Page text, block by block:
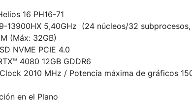
16 PH16-71
13900HX 5,40GHz (24 núcleos/32
(Máx: 32GB)
NVME PCIE 4.0
4080 12GB GDDR6
2010 MHz / Potencia máxima de gráficos
en el Plano